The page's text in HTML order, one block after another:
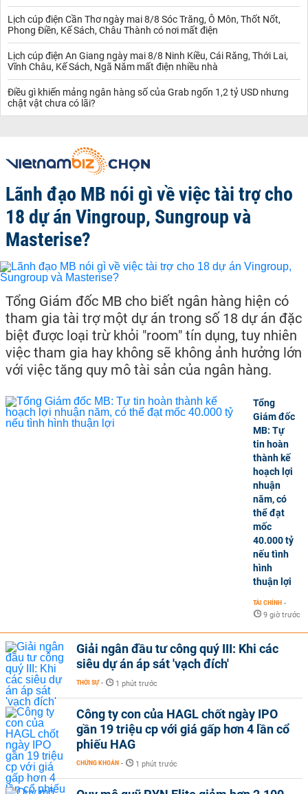
Lịch cúp điện Cần Thơ ngày mai 8/8 Sóc Trăng, Ô Môn, Thốt Nốt,
Phong Điền, Kế Sách, Châu Thành có nơi mất điện
Lịch cúp điện An Giang ngày mai 8/8 Ninh Kiều, Cái Răng, Thới Lai,
Vĩnh Châu, Kế Sách, Ngã Năm mất điện nhiều nhà
Điều gì khiến mảng ngân hàng số của Grab ngốn 1,2 tỷ USD nhưng
chật vật chưa có lãi?
Lãnh đạo MB nói gì về việc tài trợ cho
18 dự án Vingroup, Sungroup và
Masterise?
Tổng Giám đốc MB cho biết ngân hàng hiện có
tham gia tài trợ một dự án trong số 18 dự án đặc
biệt được loại trừ khỏi "room" tín dụng, tuy nhiên
việc tham gia hay không sẽ không ảnh hưởng lớn
với việc tăng quy mô tài sản của ngân hàng.
Tổng
Giám đốc
MB: Tự
tin hoàn
thành kế
hoạch lợi
nhuận
năm, có
thể đạt
mốc
40.000 tỷ
nếu tình
hình
thuận lợi
TÀI CHÍNH -
9 giờ trước
Giải ngân đầu tư công quý III: Khi các
siêu dự án áp sát 'vạch đích'
THỜI SỰ - 1 phút trước
Công ty con của HAGL chốt ngày IPO
gần 19 triệu cp với giá gấp hơn 4 lần cổ
phiếu HAG
CHỨNG KHOÁN - 1 phút trước